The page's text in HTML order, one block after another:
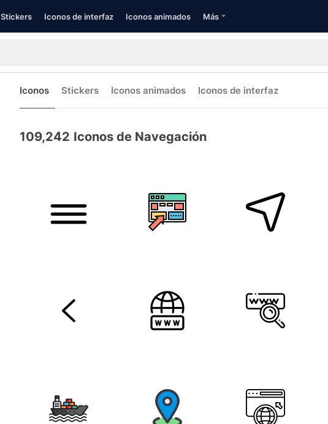
Stickers Iconos de interfaz Iconos animados Más
Iconos Stickers Iconos animados Iconos de interfaz
109,242 Iconos de Navegación